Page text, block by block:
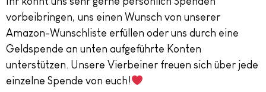
vorbeibringen, uns einen Wunsch von unserer
Amazon-Wunschliste erfüllen oder uns durch eine
Geldspende an unten aufgeführte Konten
unterstützen. Unsere Vierbeiner freuen sich über jede
einzelne Spende von euch!